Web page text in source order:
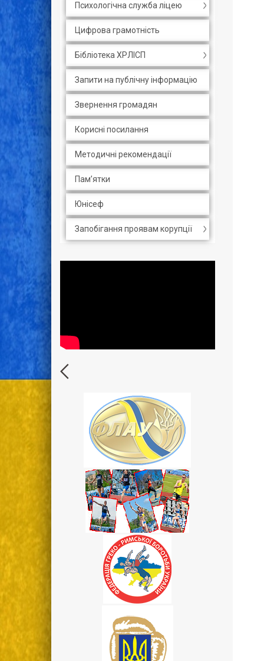
Психологічна служба ліцею
Цифрова грамотність
Бібліотека ХРЛІСП
Запити на публічну інформацію
Звернення громадян
Корисні посилання
Методичні рекомендації
Пам’ятки
Юнісеф
Запобігання проявам корупції